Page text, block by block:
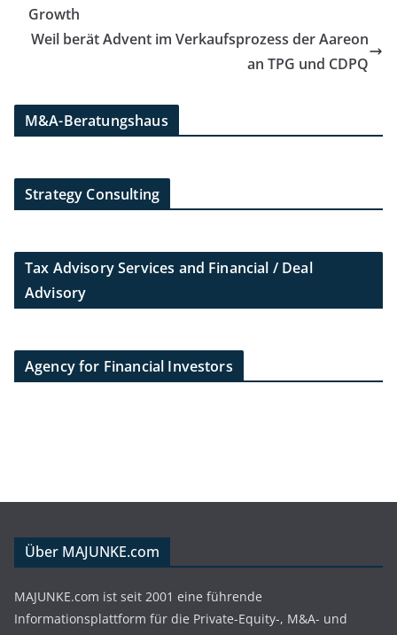
Growth
Weil berät Advent im Verkaufsprozess der Aareon
an TPG und CDPQ
M&A-Beratungshaus
Strategy Consulting
Tax Advisory Services and Financial / Deal
Advisory
Agency for Financial Investors
Über MAJUNKE.com
MAJUNKE.com ist seit 2001 eine führende
Informationsplattform für die Private-Equity-, M&A- und